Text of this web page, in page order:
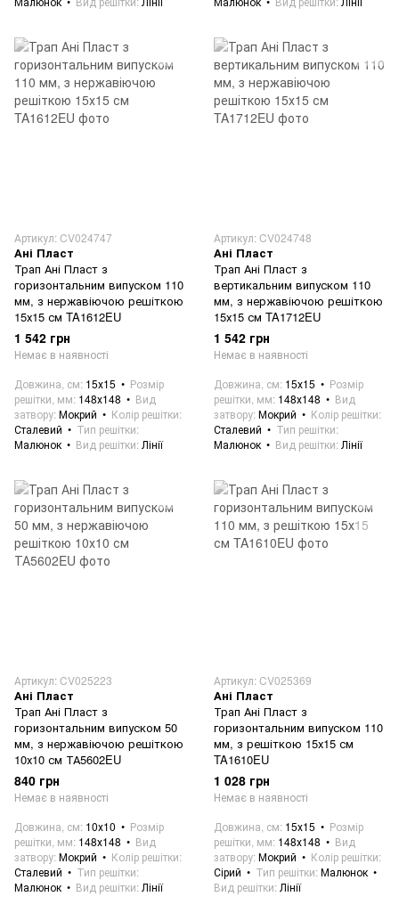
Артикул: CV024747
Ані Пласт
Трап Ані Пласт з
горизонтальним випуском 110
мм, з нержавіючою решіткою
15х15 см TA1612EU
1 542 грн
Немає в наявності
Довжина, см 15х15
Розмір
решітки, мм 148х148
Вид
затвору Мокрий
Колір решітки
Сталевий
Тип решітки
Малюнок
Вид решітки Лінії
Артикул: CV024748
Ані Пласт
Трап Ані Пласт з
вертикальним випуском 110
мм, з нержавіючою решіткою
15х15 см TA1712EU
1 542 грн
Немає в наявності
Довжина, см 15х15
Розмір
решітки, мм 148х148
Вид
затвору Мокрий
Колір решітки
Сталевий
Тип решітки
Малюнок
Вид решітки Лінії
Артикул: CV025223
Ані Пласт
Трап Ані Пласт з
горизонтальним випуском 50
мм, з нержавіючою решіткою
10х10 см ТА5602EU
840 грн
Немає в наявності
Довжина, см 10х10
Розмір
решітки, мм 148х148
Вид
затвору Мокрий
Колір решітки
Сталевий
Тип решітки
Малюнок
Вид решітки Лінії
Артикул: CV025369
Ані Пласт
Трап Ані Пласт з
горизонтальним випуском 110
мм, з решіткою 15х15 см
TA1610EU
1 028 грн
Немає в наявності
Довжина, см 15х15
Розмір
решітки, мм 148х148
Вид
затвору Мокрий
Колір решітки
Сірий
Тип решітки Малюнок
Вид решітки Лінії